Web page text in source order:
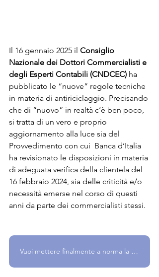
Il 16 gennaio 2025 il Consiglio
Nazionale dei Dottori Commercialisti e
degli Esperti Contabili (CNDCEC) ha
pubblicato le “nuove” regole tecniche
in materia di antiriciclaggio. Precisando
che di “nuovo” in realtà c’è ben poco,
si tratta di un vero e proprio
aggiornamento alla luce sia del
Provvedimento con cui  Banca d’Italia
ha revisionato le disposizioni in materia
di adeguata verifica della clientela del
16 febbraio 2024, sia delle criticità e/o
necessità emerse nel corso di questi
anni da parte dei commercialisti stessi.
Vuoi mettere finalmente a norma la tua azienda? Parlane con noi!